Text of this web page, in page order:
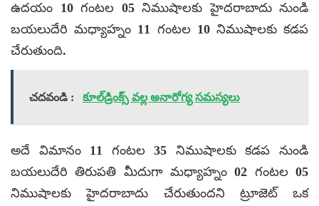
ఉదయం 10 గంటల 05 నిముషాలకు హైదరాబాదు నుండి
బయలుదేరి మధ్యాహ్నం 11 గంటల 10 నిముషాలకు కడప
చేరుతుంది.
చదవండి : కూల్‌డ్రింక్స్ వల్ల అనారోగ్య సమస్యలు
అదే విమానం 11 గంటల 35 నిముషాలకు కడప నుండి
బయలుదేరి తిరుపతి మీదుగా మధ్యాహ్నం 02 గంటల 05
నిముషాలకు హైదరాబాదు చేరుతుందని ట్రూజెట్ ఒక